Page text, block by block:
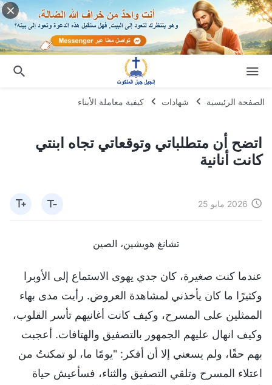
الصفحة الرئيسية شهادات كيفية معاملة الأبناء
اتضح أن متطلباتي وتوقعاتي تجاه ابنتي
كانت أنانية
2026 مايو 25
تشانغ هويشين، الصين
عندما كنت صغيرة، كان جدي يهوى الاستماع إلى الأوبرا
وكثيرًا ما كان يأخذني لمشاهدة العروض. رأيت مدى بهاء
الممثلين على المسرح، وكيف كانت أغانيهم تأسر القلوب،
وكيف انهال عليهم الجمهور بالتصفيق والهتافات. أعجبت
بهم حقًا، ولم يسعني إلا أن أفكر: "يومًا ما، لو تمكنتُ من
اعتلاء المسرح وتلقي التصفيق والثناء، فسأعيش حياة